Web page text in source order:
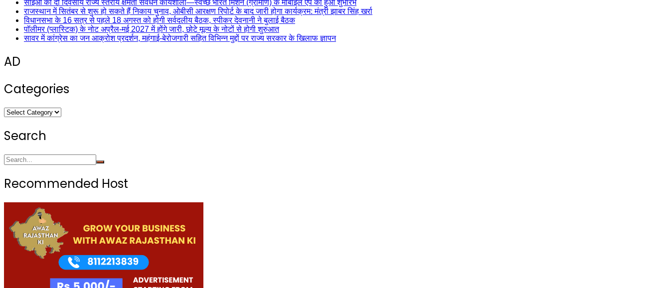
सीईओ की दो दिवसीय राज्य स्तरीय क्षमता संवर्धन कार्यशाला—स्वच्छ भारत मिशन (ग्रामीण) के मोबाइल ऐप का हुआ शुभारंभ
राजस्थान में सितंबर से शुरू हो सकते हैं निकाय चुनाव, ओबीसी आरक्षण रिपोर्ट के बाद जारी होगा कार्यक्रम: मंत्री झाबर सिंह खर्रा
विधानसभा के 16 सत्र से पहले 18 अगस्त को होगी सर्वदलीय बैठक, स्पीकर देवनानी ने बुलाई बैठक
पॉलीमर (प्लास्टिक) के नोट अप्रैल-मई 2027 में होंगे जारी, छोटे मूल्य के नोटों से होगी शुरुआत
सावर में कांग्रेस का जन आक्रोश प्रदर्शन, महंगाई-बेरोजगारी सहित विभिन्न मुद्दों पर राज्य सरकार के खिलाफ ज्ञापन
AD
Categories
Categories
Search
Recommended Host